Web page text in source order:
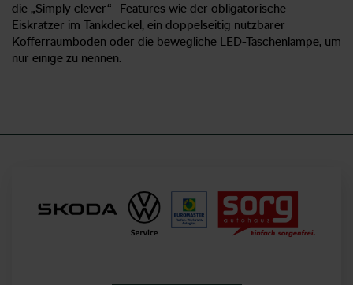
die „Simply clever“- Features wie der obligatorische
Eiskratzer im Tankdeckel, ein doppelseitig nutzbarer
Kofferraumboden oder die bewegliche LED-Taschenlampe, um
nur einige zu nennen.